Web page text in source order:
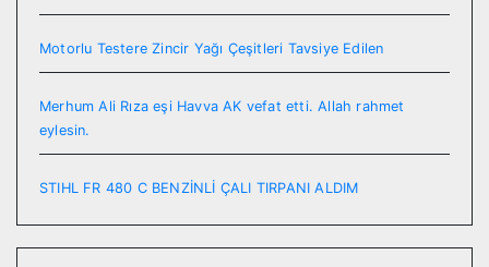
Motorlu Testere Zincir Yağı Çeşitleri Tavsiye Edilen
Merhum Ali Rıza eşi Havva AK vefat etti. Allah rahmet
eylesin.
STIHL FR 480 C BENZİNLİ ÇALI TIRPANI ALDIM